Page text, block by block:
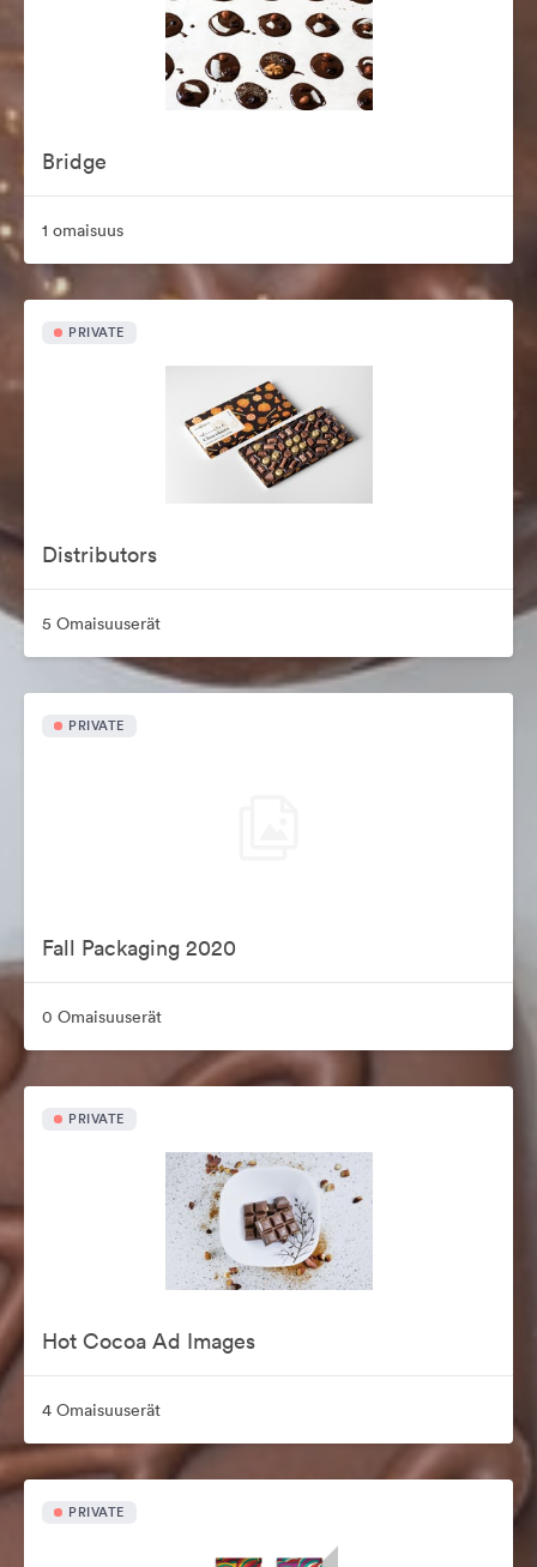
Bridge
1 omaisuus
PRIVATE
Distributors
5 Omaisuuserät
PRIVATE
Fall Packaging 2020
0 Omaisuuserät
PRIVATE
Hot Cocoa Ad Images
4 Omaisuuserät
PRIVATE